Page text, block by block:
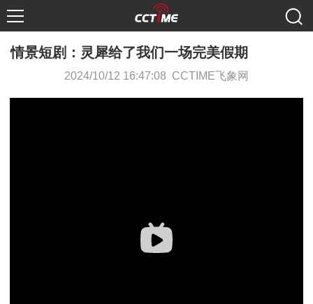
情景短剧：灵犀给了我们一场完美假期
2024/10/12 16:47:08 CCTIME飞象网